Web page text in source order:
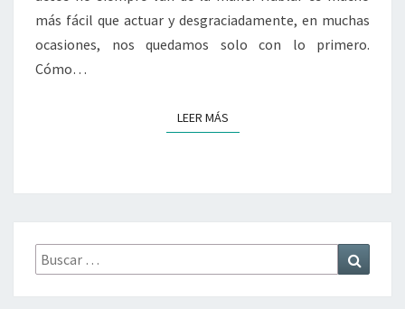
más fácil que actuar y desgraciadamente, en muchas
ocasiones, nos quedamos solo con lo primero.
Cómo…
LEER MÁSLEER MÁS
Buscar
por: